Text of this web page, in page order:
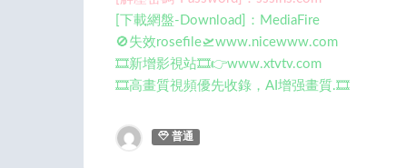
[下載網盤-Download]：MediaFire
🚫失效rosefile🛫www.nicewww.com
🎞️新增影視站🎞️👉www.xtvtv.com
🎞️高畫質視頻優先收錄，AI增强畫質.🎞️
普通